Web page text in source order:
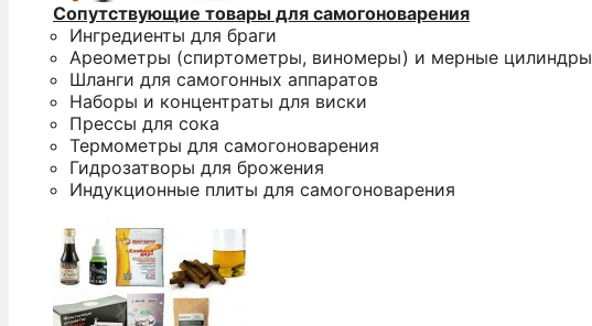
Сопутствующие товары для самогоноварения
Ингредиенты для браги
Ареометры (спиртометры, виномеры) и мерные цилиндры
Шланги для самогонных аппаратов
Наборы и концентраты для виски
Прессы для сока
Термометры для самогоноварения
Гидрозатворы для брожения
Индукционные плиты для самогоноварения